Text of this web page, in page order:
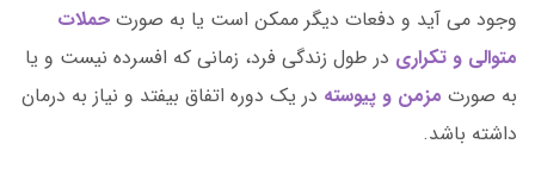
وجود می آید و دفعات دیگر ممکن است یا به صورت حملات
متوالی و تکراری در طول زندگی فرد، زمانی که افسرده نیست و یا
به صورت مزمن و پیوسته در یک دوره اتفاق بیفتد و نیاز به درمان
داشته باشد.